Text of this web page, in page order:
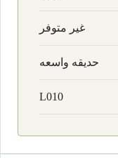
غير متوفر
حديقه واسعه
L010